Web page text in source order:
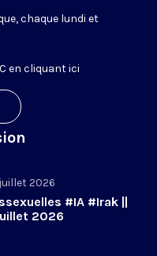
chaque lundi et
en cliquant ici
2026
#IA #Irak ||
2026